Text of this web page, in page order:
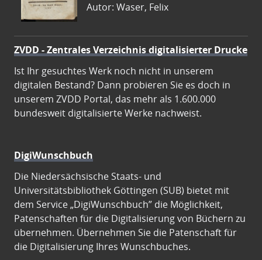
Autor: Waser, Felix
ZVDD - Zentrales Verzeichnis digitalisierter Drucke
Ist Ihr gesuchtes Werk noch nicht in unserem
digitalen Bestand? Dann probieren Sie es doch in
unserem ZVDD Portal, das mehr als 1.600.000
bundesweit digitalisierte Werke nachweist.
DigiWunschbuch
Die Niedersächsische Staats- und
Universitätsbibliothek Göttingen (SUB) bietet mit
dem Service „DigiWunschbuch” die Möglichkeit,
Patenschaften für die Digitalisierung von Büchern zu
übernehmen. Übernehmen Sie die Patenschaft für
die Digitalisierung Ihres Wunschbuches.